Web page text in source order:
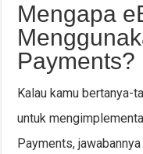
Mengapa
Payments?
Kalau kamu bertanya-
untuk
Payments,